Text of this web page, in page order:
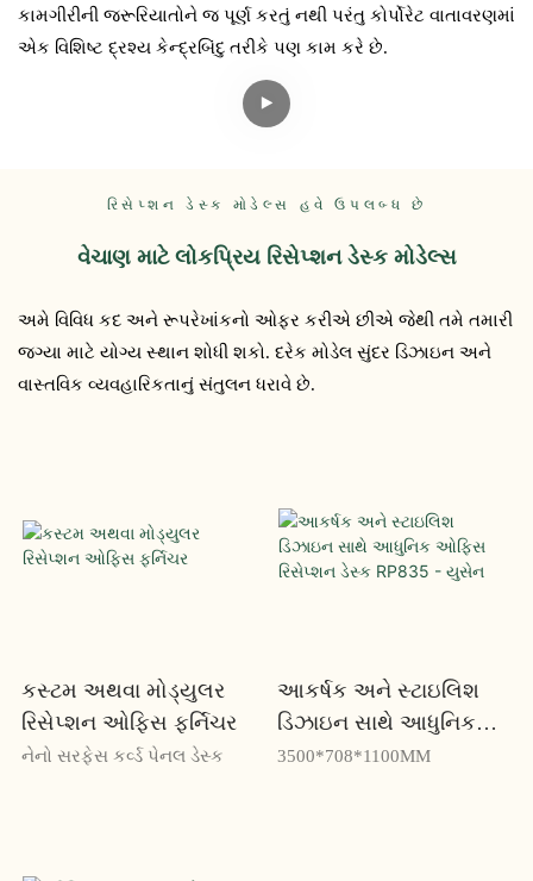
કામગીરીની જરૂરિયાતોને જ પૂર્ણ કરતું નથી પરંતુ કોર્પોરેટ વાતાવરણમાં
એક વિશિષ્ટ દ્રશ્ય કેન્દ્રબિંદુ તરીકે પણ કામ કરે છે.
રિસેપ્શન ડેસ્ક મોડેલ્સ હવે ઉપલબ્ધ છે
વેચાણ માટે લોકપ્રિય રિસેપ્શન ડેસ્ક મોડેલ્સ
અમે વિવિધ કદ અને રૂપરેખાંકનો ઓફર કરીએ છીએ જેથી તમે તમારી
જગ્યા માટે યોગ્ય સ્થાન શોધી શકો. દરેક મોડેલ સુંદર ડિઝાઇન અને
વાસ્તવિક વ્યવહારિકતાનું સંતુલન ધરાવે છે.
કસ્ટમ અથવા મોડ્યુલર
રિસેપ્શન ઓફિસ ફર્નિચર
નેનો સરફેસ કર્વ્ડ પેનલ ડેસ્ક
આકર્ષક અને સ્ટાઇલિશ
ડિઝાઇન સાથે આધુનિક
ઓફિસ રિસેપ્શન ડેસ્ક
3500*708*1100MM